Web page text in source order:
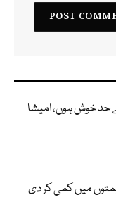
حد خوش ہوں، امیشا
میں کمی کر دی